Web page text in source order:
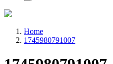
Home
1745980791007